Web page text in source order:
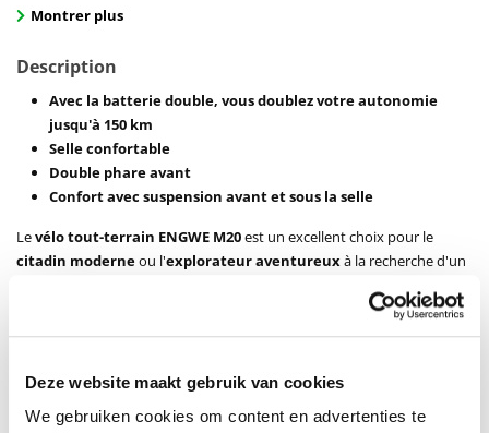
Deze website maakt gebruik van cookies
We gebruiken cookies om content en advertenties te
Montrer plus
Description
Avec la batterie double, vous doublez votre autonomie
jusqu'à 150 km
Selle confortable
Double phare avant
Confort avec suspension avant et sous la selle
Levélo tout-terrain ENGWE M20est un excellent choix pour le
citadin moderneou l'explorateur aventureuxà la recherche d'un
facilité
d'utilisation.
Le vélo est équipé decomposants de haute qualité
confortable, garantissant uneexpérience de conduite agréable